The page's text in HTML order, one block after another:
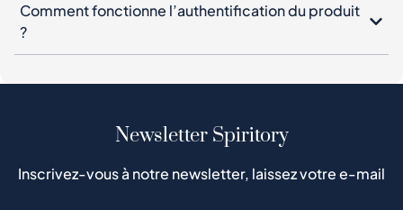
Comment fonctionne l’authentification du produit
?
Newsletter Spiritory
Inscrivez-vous à notre newsletter, laissez votre e-mail